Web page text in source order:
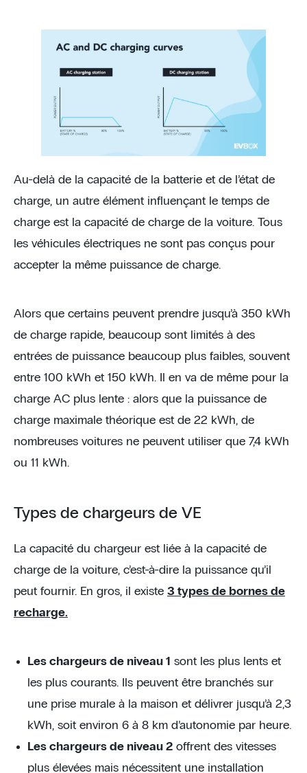
Au-delà de la capacité de la batterie et de l’état de
charge, un autre élément influençant le temps de
charge est la capacité de charge de la voiture. Tous
les véhicules électriques ne sont pas conçus pour
accepter la même puissance de charge.
Alors que certains peuvent prendre jusqu’à 350 kWh
de charge rapide, beaucoup sont limités à des
entrées de puissance beaucoup plus faibles, souvent
entre 100 kWh et 150 kWh. Il en va de même pour la
charge AC plus lente : alors que la puissance de
charge maximale théorique est de 22 kWh, de
nombreuses voitures ne peuvent utiliser que 7,4 kWh
ou 11 kWh.
Types de chargeurs de VE
La capacité du chargeur est liée à la capacité de
charge de la voiture, c’est-à-dire la puissance qu’il
peut fournir. En gros, il existe 3 types de bornes de
recharge.
Les chargeurs de niveau 1 sont les plus lents et
les plus courants. Ils peuvent être branchés sur
une prise murale à la maison et délivrer jusqu’à 2,3
kWh, soit environ 6 à 8 km d’autonomie par heure.
Les chargeurs de niveau 2 offrent des vitesses
plus élevées mais nécessitent une installation